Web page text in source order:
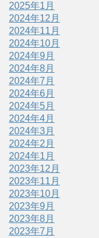
2025年1月
2024年12月
2024年11月
2024年10月
2024年9月
2024年8月
2024年7月
2024年6月
2024年5月
2024年4月
2024年3月
2024年2月
2024年1月
2023年12月
2023年11月
2023年10月
2023年9月
2023年8月
2023年7月